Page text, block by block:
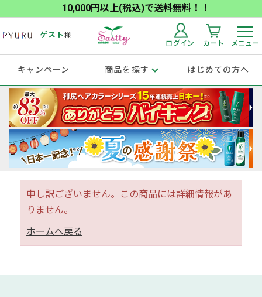
10,000円以上(税込)で送料無料！！
ゲスト様
ログイン カート メニュー
キャンペーン 商品を探す はじめての方へ
申し訳ございません。この商品には詳細情報があ
りません。
ホームへ戻る